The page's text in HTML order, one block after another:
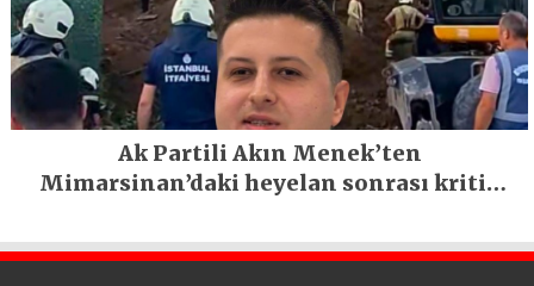
Ak Partili Akın Menek’ten
Mimarsinan’daki heyelan sonrası kritik